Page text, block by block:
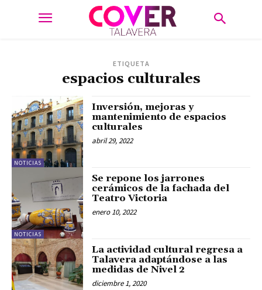
ETIQUETA
espacios culturales
NOTICIAS
Inversión, mejoras y
mantenimiento de espacios
culturales
abril 29, 2022
NOTICIAS
Se repone los jarrones
cerámicos de la fachada del
Teatro Victoria
enero 10, 2022
La actividad cultural regresa a
Talavera adaptándose a las
medidas de Nivel 2
diciembre 1, 2020